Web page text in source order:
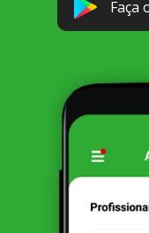
Faça